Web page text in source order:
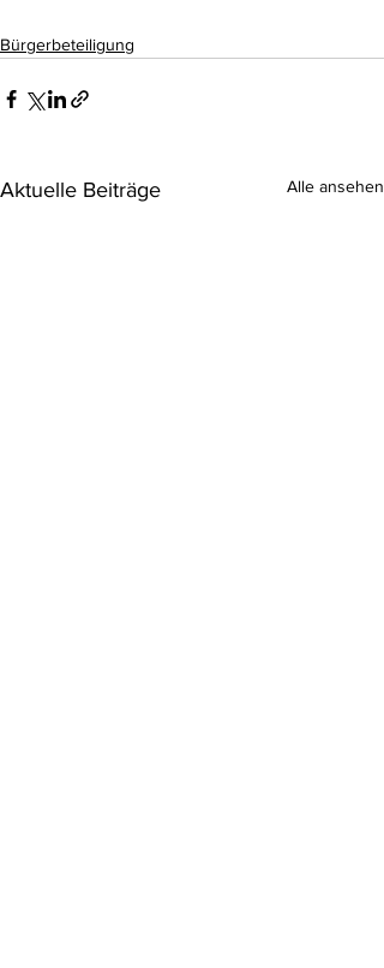
Bürgerbeteiligung
Aktuelle Beiträge Alle ansehen